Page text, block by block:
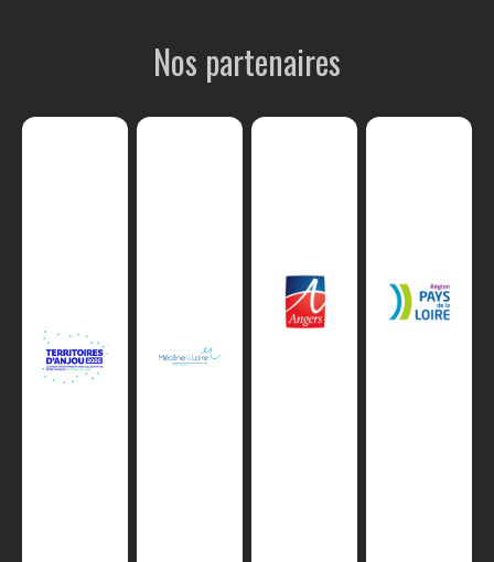
Nos partenaires